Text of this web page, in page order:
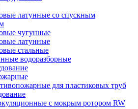
латунные со спускным
чугунные
латунные
стальные
водоразборные
для пластиковых труб
с мокрым ротором RW